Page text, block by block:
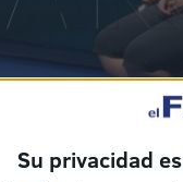
Su privacidad